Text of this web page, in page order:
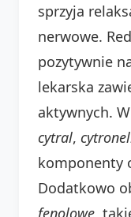
sprzyja
nerwowe.
pozytywnie
lekarska
aktywnych.
cytral,
komponenty
Dodatkowo
fenolowe,